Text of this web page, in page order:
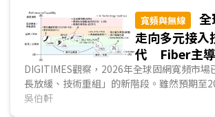
寬頻與無線
全
走向多元接入
代 Fiber主
LEO加速崛起
DIGITIMES觀察，2026年全球固網寬頻市場
長放緩、技術重組」的新階段。雖然預期至
網寬頻用戶數仍將保持平穩成長，但市場競
吳伯軒